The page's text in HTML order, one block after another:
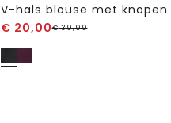
V-hals blouse met knopen
€ 20,00€39,99